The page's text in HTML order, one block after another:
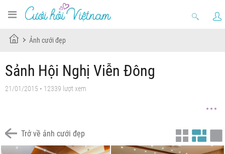
Ảnh cưới đẹp
Sảnh Hội Nghị Viễn Đông
21/01/2015 • 12339 lượt xem
Trở về ảnh cưới đẹp